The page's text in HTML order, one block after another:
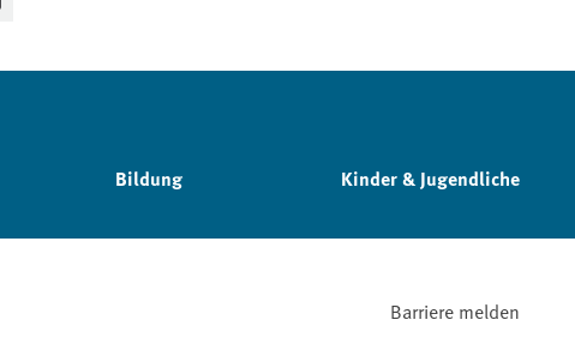
Bildung Kinder & Jugendliche
Barriere melden